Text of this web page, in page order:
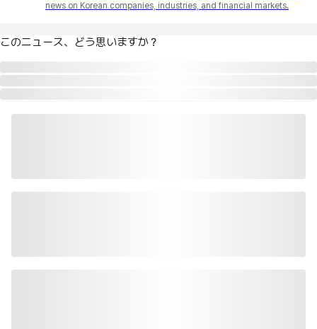
news on Korean companies, industries, and financial markets.
このニュース、どう思いますか？